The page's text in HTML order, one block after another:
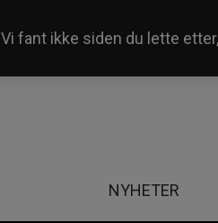
NYHETER
Vi fant ikke siden du lette